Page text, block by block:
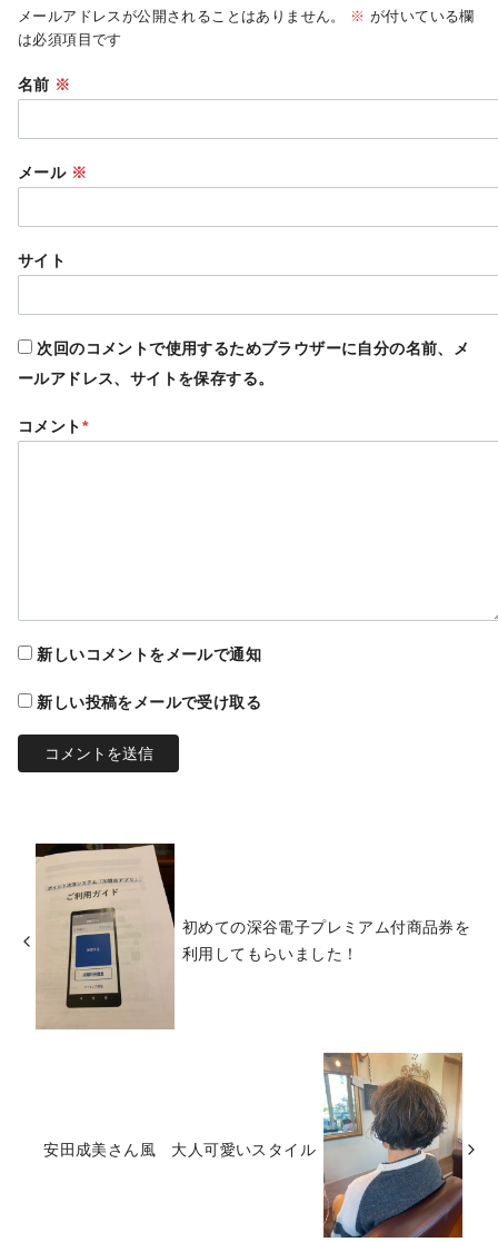
メールアドレスが公開されることはありません。 ※ が付いている欄
は必須項目です
名前 ※
メール ※
サイト
次回のコメントで使用するためブラウザーに自分の名前、メ
ールアドレス、サイトを保存する。
コメント*
新しいコメントをメールで通知
新しい投稿をメールで受け取る
初めての深谷電子プレミアム付商品券を
利用してもらいました！
安田成美さん風 大人可愛いスタイル